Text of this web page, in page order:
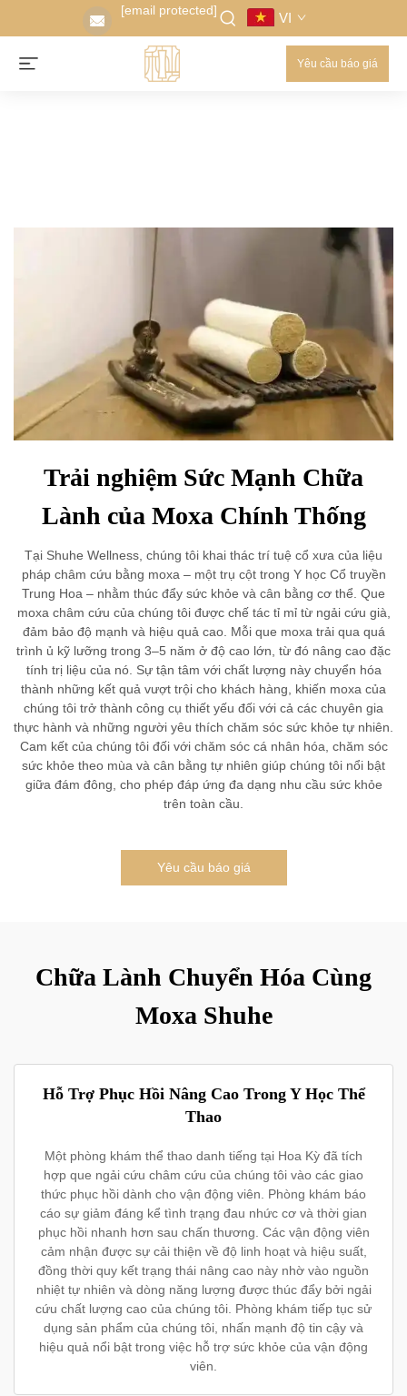
[email protected] VI
Yêu cầu báo giá
Trải nghiệm Sức Mạnh Chữa
Lành của Moxa Chính Thống
Tại Shuhe Wellness, chúng tôi khai thác trí tuệ cổ xưa của liệu
pháp châm cứu bằng moxa – một trụ cột trong Y học Cổ truyền
Trung Hoa – nhằm thúc đẩy sức khỏe và cân bằng cơ thể. Que
moxa châm cứu của chúng tôi được chế tác tỉ mỉ từ ngải cứu già,
đảm bảo độ mạnh và hiệu quả cao. Mỗi que moxa trải qua quá
trình ủ kỹ lưỡng trong 3–5 năm ở độ cao lớn, từ đó nâng cao đặc
tính trị liệu của nó. Sự tận tâm với chất lượng này chuyển hóa
thành những kết quả vượt trội cho khách hàng, khiến moxa của
chúng tôi trở thành công cụ thiết yếu đối với cả các chuyên gia
thực hành và những người yêu thích chăm sóc sức khỏe tự nhiên.
Cam kết của chúng tôi đối với chăm sóc cá nhân hóa, chăm sóc
sức khỏe theo mùa và cân bằng tự nhiên giúp chúng tôi nổi bật
giữa đám đông, cho phép đáp ứng đa dạng nhu cầu sức khỏe
trên toàn cầu.
Yêu cầu báo giá
Chữa Lành Chuyển Hóa Cùng
Moxa Shuhe
Hỗ Trợ Phục Hồi Nâng Cao Trong Y Học Thể
Thao
Một phòng khám thể thao danh tiếng tại Hoa Kỳ đã tích
hợp que ngải cứu châm cứu của chúng tôi vào các giao
thức phục hồi dành cho vận động viên. Phòng khám báo
cáo sự giảm đáng kể tình trạng đau nhức cơ và thời gian
phục hồi nhanh hơn sau chấn thương. Các vận động viên
cảm nhận được sự cải thiện về độ linh hoạt và hiệu suất,
đồng thời quy kết trạng thái nâng cao này nhờ vào nguồn
nhiệt tự nhiên và dòng năng lượng được thúc đẩy bởi ngải
cứu chất lượng cao của chúng tôi. Phòng khám tiếp tục sử
dụng sản phẩm của chúng tôi, nhấn mạnh độ tin cậy và
hiệu quả nổi bật trong việc hỗ trợ sức khỏe của vận động
viên.